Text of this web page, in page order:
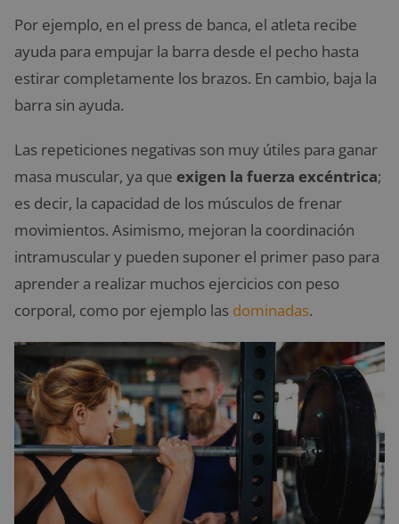
Por ejemplo, en el press de banca, el atleta recibe
ayuda para empujar la barra desde el pecho hasta
estirar completamente los brazos. En cambio, baja la
barra sin ayuda.
Las repeticiones negativas son muy útiles para ganar
masa muscular, ya que exigen la fuerza excéntrica;
es decir, la capacidad de los músculos de frenar
movimientos. Asimismo, mejoran la coordinación
intramuscular y pueden suponer el primer paso para
aprender a realizar muchos ejercicios con peso
corporal, como por ejemplo las dominadas.